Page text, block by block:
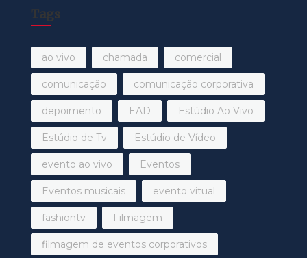
Tags
ao vivo chamada comercial
comunicação comunicação corporativa
depoimento EAD Estúdio Ao Vivo
Estúdio de Tv Estúdio de Vídeo
evento ao vivo Eventos
Eventos musicais evento vitual
fashiontv Filmagem
filmagem de eventos corporativos